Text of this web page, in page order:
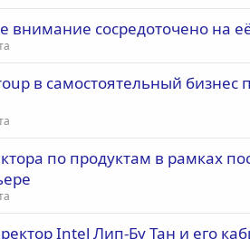
внимание сосредоточено на
в самостоятельный бизнес
по продуктам в рамках
Intel Лип-Бу Тан и его